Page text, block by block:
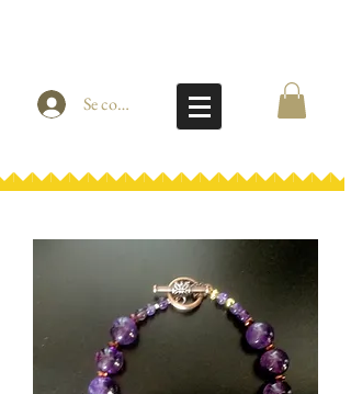
Se connecter